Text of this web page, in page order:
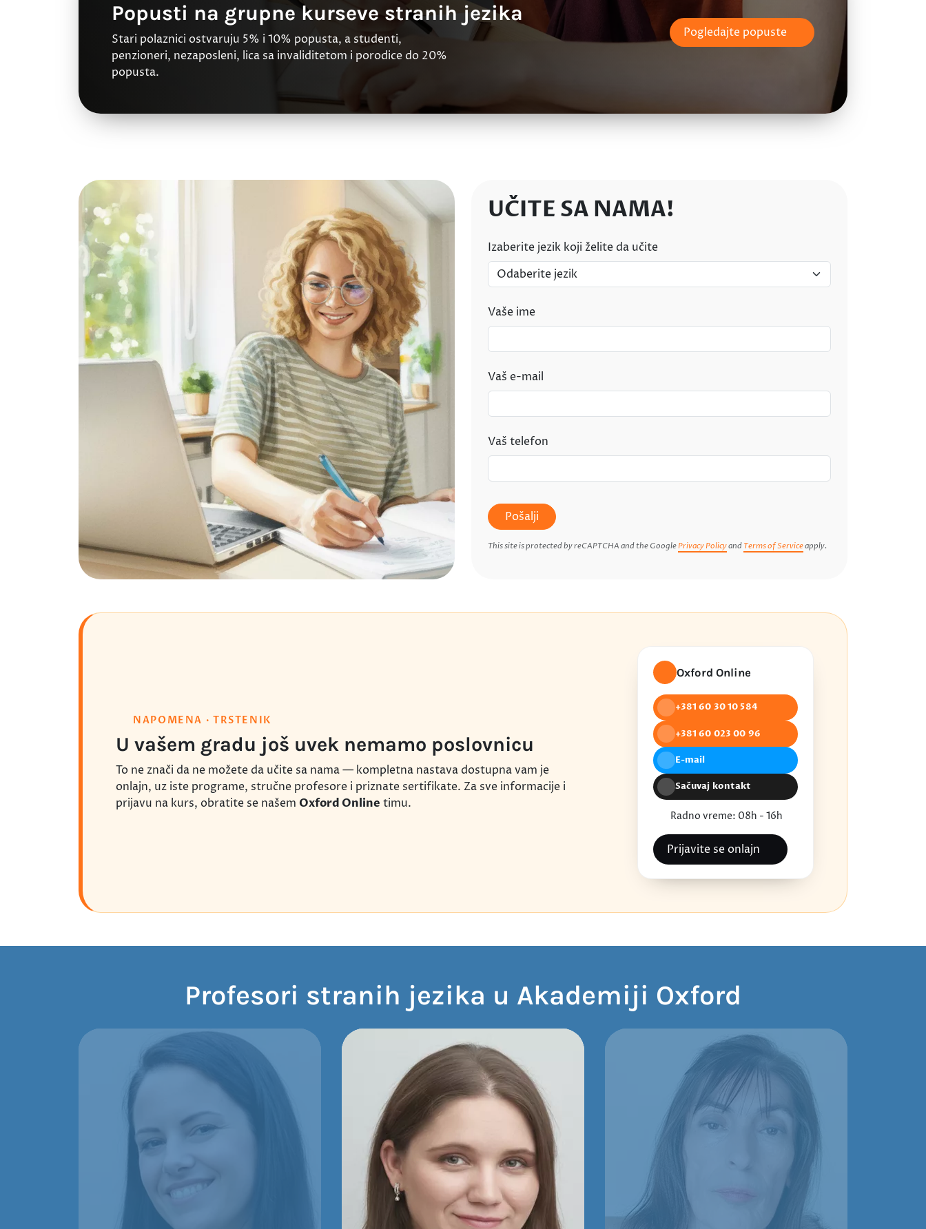
Popusti na grupne kurseve stranih jezika
Stari polaznici ostvaruju 5% i 10% popusta, a studenti,
penzioneri, nezaposleni, lica sa invaliditetom i porodice do 20%
popusta.
Pogledajte popuste
UČITE SA NAMA!
Izaberite jezik koji želite da učite
Vaše ime
Vaš e-mail
Vaš telefon
Pošalji
This site is protected by reCAPTCHA and the Google Privacy Policyand Terms of Serviceapply.
NAPOMENA · TRSTENIK
U vašem gradu još uvek nemamo poslovnicu
To ne znači da ne možete da učite sa nama — kompletna nastava dostupna vam je
onlajn, uz iste programe, stručne profesore i priznate sertifikate. Za sve informacije i
prijavu na kurs, obratite se našem Oxford Online timu.
Oxford Online
+381 60 30 10 584
+381 60 023 00 96
E-mail
Sačuvaj kontakt
Radno vreme: 08h - 16h
Prijavite se onlajn
Profesori stranih jezika u Akademiji Oxford